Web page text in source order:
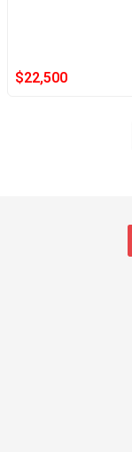
$22,500